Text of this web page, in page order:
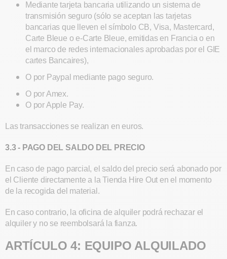
Mediante tarjeta bancaria utilizando un sistema de
transmisión seguro (sólo se aceptan las tarjetas
bancarias que lleven el símbolo CB, Visa, Mastercard,
Carte Bleue o e-Carte Bleue, emitidas en Francia o en
el marco de redes internacionales aprobadas por el GIE
cartes Bancaires),
O por Paypal mediante pago seguro.
O por Amex.
O por Apple Pay.
Las transacciones se realizan en euros.
3.3 - PAGO DEL SALDO DEL PRECIO
En caso de pago parcial, el saldo del precio será abonado por
el Cliente directamente a la Tienda Hire Out en el momento
de la recogida del material.
En caso contrario, la oficina de alquiler podrá rechazar el
alquiler y no se reembolsará la fianza.
ARTÍCULO 4: EQUIPO ALQUILADO